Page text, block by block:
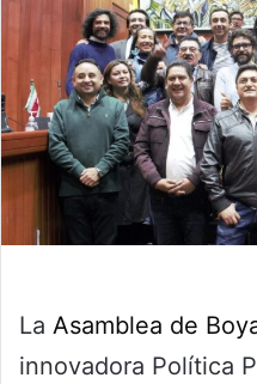
La Asamblea de
innovadora Política